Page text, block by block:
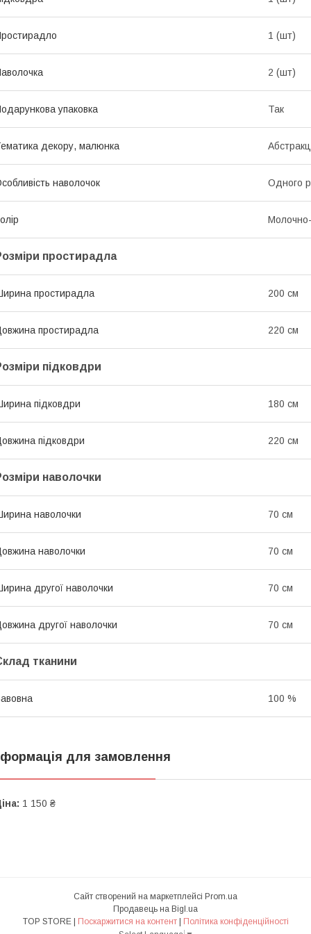
1 (шт)
2 (шт)
упаковка Так
декору, малюнка
наволочок Одного
простирадла
простирадла 200 см
простирадла 220 см
підковдри
підковдри 180 см
підковдри 220 см
наволочки
наволочки 70 см
наволочки 70 см
другої наволочки 70 см
другої наволочки 70 см
тканини
100 %
для замовлення
1 150 ₴
Сайт створений на маркетплейсі Prom.ua
Продавець на Bigl.ua
Поскаржитися на контент
Політика конфіденційності